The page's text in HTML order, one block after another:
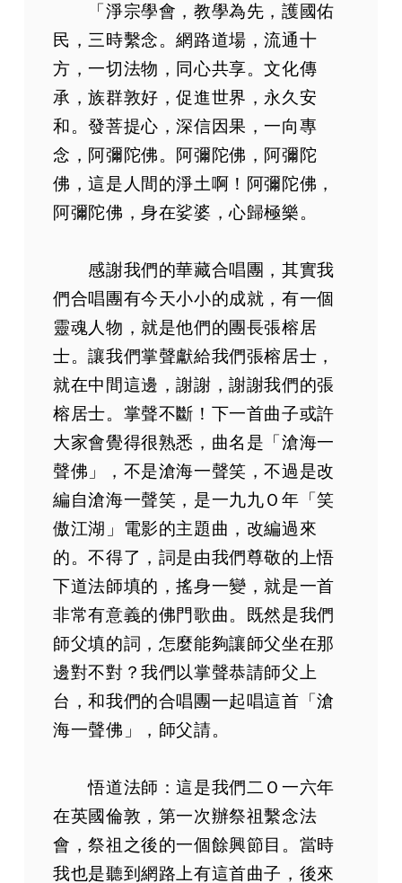
「淨宗學會，教學為先，護國佑
民，三時繫念。網路道場，流通十
方，一切法物，同心共享。文化傳
承，族群敦好，促進世界，永久安
和。發菩提心，深信因果，一向專
念，阿彌陀佛。阿彌陀佛，阿彌陀
佛，這是人間的淨土啊！阿彌陀佛，
阿彌陀佛，身在娑婆，心歸極樂。
感謝我們的華藏合唱團，其實我
們合唱團有今天小小的成就，有一個
靈魂人物，就是他們的團長張榕居
士。讓我們掌聲獻給我們張榕居士，
就在中間這邊，謝謝，謝謝我們的張
榕居士。掌聲不斷！下一首曲子或許
大家會覺得很熟悉，曲名是「滄海一
聲佛」，不是滄海一聲笑，不過是改
編自滄海一聲笑，是一九九Ｏ年「笑
傲江湖」電影的主題曲，改編過來
的。不得了，詞是由我們尊敬的上悟
下道法師填的，搖身一變，就是一首
非常有意義的佛門歌曲。既然是我們
師父填的詞，怎麼能夠讓師父坐在那
邊對不對？我們以掌聲恭請師父上
台，和我們的合唱團一起唱這首「滄
海一聲佛」，師父請。
悟道法師：這是我們二Ｏ一六年
在英國倫敦，第一次辦祭祖繫念法
會，祭祖之後的一個餘興節目。當時
我也是聽到網路上有這首曲子，後來